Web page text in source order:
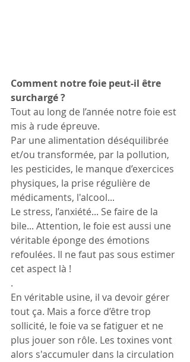
Comment notre foie peut-il être
surchargé ?
Tout au long de l’année notre foie est
mis à rude épreuve.
Par une alimentation déséquilibrée
et/ou transformée, par la pollution,
les pesticides, le manque d’exercices
physiques, la prise régulière de
médicaments, l'alcool...
Le stress, l’anxiété... Se faire de la
bile... Attention, le foie est aussi une
véritable éponge des émotions
refoulées. Il ne faut pas sous estimer
cet aspect là !
.
En véritable usine, il va devoir gérer
tout ça. Mais a force d’être trop
sollicité, le foie va se fatiguer et ne
plus jouer son rôle. Les toxines vont
alors s'accumuler dans la circulation